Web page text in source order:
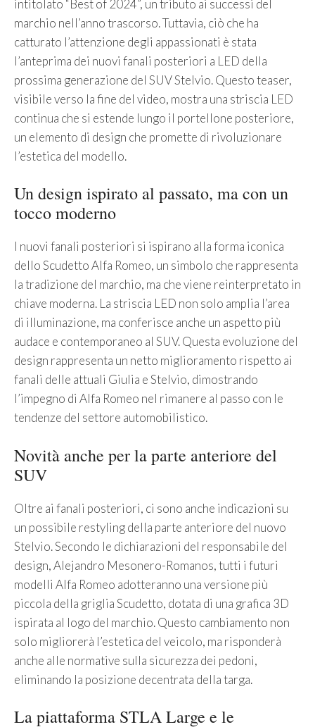
intitolato “Best of 2024”, un tributo ai successi del
marchio nell’anno trascorso. Tuttavia, ciò che ha
catturato l’attenzione degli appassionati è stata
l’anteprima dei nuovi fanali posteriori a LED della
prossima generazione del SUV Stelvio. Questo teaser,
visibile verso la fine del video, mostra una striscia LED
continua che si estende lungo il portellone posteriore,
un elemento di design che promette di rivoluzionare
l’estetica del modello.
Un design ispirato al passato, ma con un
tocco moderno
I nuovi fanali posteriori si ispirano alla forma iconica
dello Scudetto Alfa Romeo, un simbolo che rappresenta
la tradizione del marchio, ma che viene reinterpretato in
chiave moderna. La striscia LED non solo amplia l’area
di illuminazione, ma conferisce anche un aspetto più
audace e contemporaneo al SUV. Questa evoluzione del
design rappresenta un netto miglioramento rispetto ai
fanali delle attuali Giulia e Stelvio, dimostrando
l’impegno di Alfa Romeo nel rimanere al passo con le
tendenze del settore automobilistico.
Novità anche per la parte anteriore del
SUV
Oltre ai fanali posteriori, ci sono anche indicazioni su
un possibile restyling della parte anteriore del nuovo
Stelvio. Secondo le dichiarazioni del responsabile del
design, Alejandro Mesonero-Romanos, tutti i futuri
modelli Alfa Romeo adotteranno una versione più
piccola della griglia Scudetto, dotata di una grafica 3D
ispirata al logo del marchio. Questo cambiamento non
solo migliorerà l’estetica del veicolo, ma risponderà
anche alle normative sulla sicurezza dei pedoni,
eliminando la posizione decentrata della targa.
La piattaforma STLA Large e le